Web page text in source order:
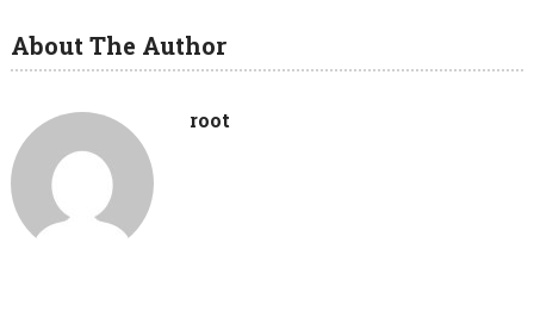
About The Author
root